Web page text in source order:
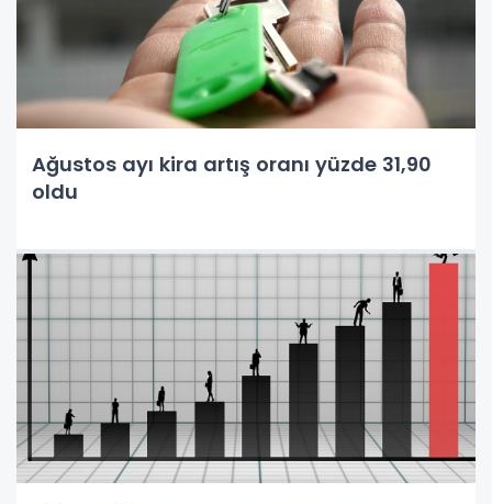
Ağustos ayı kira artış oranı yüzde 31,90
oldu